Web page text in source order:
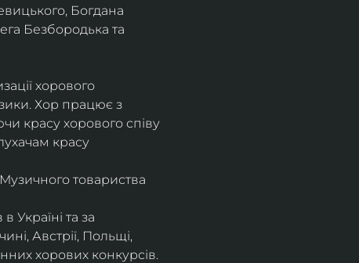
Богдана
Безбородька та
хорового
Хор працює з
красу хорового співу
красу
товариства
Україні та за
Австрії, Польщі,
хорових конкурсів.